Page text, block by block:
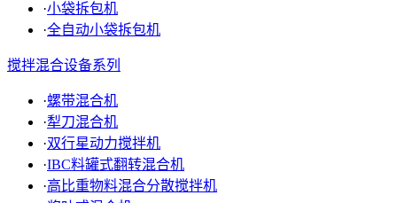
·小袋拆包机
·全自动小袋拆包机
搅拌混合设备系列
·螺带混合机
·犁刀混合机
·双行星动力搅拌机
·IBC料罐式翻转混合机
·高比重物料混合分散搅拌机